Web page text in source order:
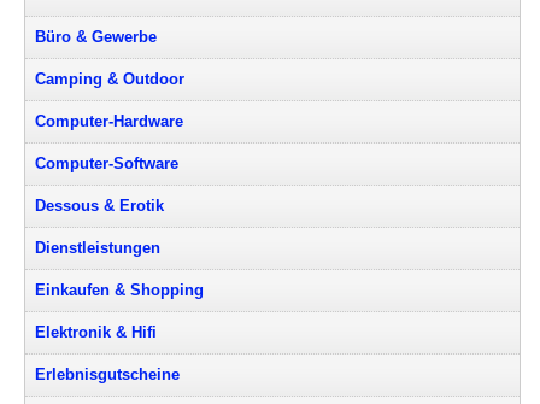
Büro & Gewerbe
Camping & Outdoor
Computer-Hardware
Computer-Software
Dessous & Erotik
Dienstleistungen
Einkaufen & Shopping
Elektronik & Hifi
Erlebnisgutscheine